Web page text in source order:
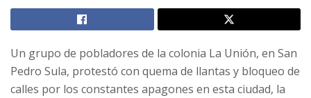
Un grupo de pobladores de la colonia La Unión, en San
Pedro Sula, protestó con quema de llantas y bloqueo de
calles por los constantes apagones en esta ciudad, la